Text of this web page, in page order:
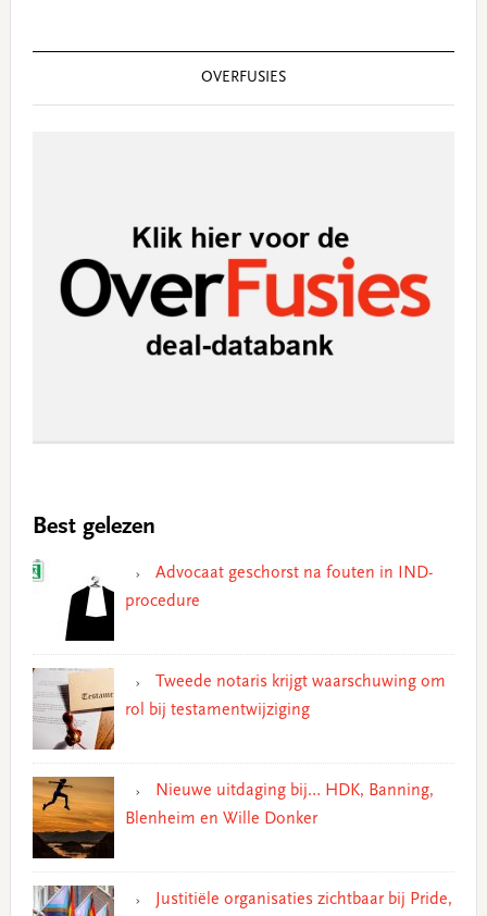
OVERFUSIES
Best gelezen
Advocaat geschorst na fouten in IND-
procedure
Tweede notaris krijgt waarschuwing om
rol bij testamentwijziging
Nieuwe uitdaging bij… HDK, Banning,
Blenheim en Wille Donker
Justitiële organisaties zichtbaar bij Pride,